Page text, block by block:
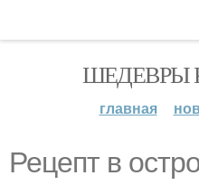
ШЕДЕВРЫ
главная
Рецепт в